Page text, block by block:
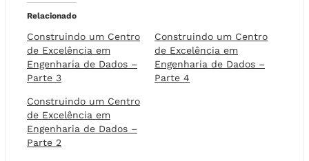
Relacionado
Construindo um Centro
de Excelência em
Engenharia de Dados –
Parte 3
Construindo um Centro
de Excelência em
Engenharia de Dados –
Parte 4
Construindo um Centro
de Excelência em
Engenharia de Dados –
Parte 2